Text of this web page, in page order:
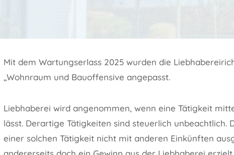
Mit dem Wartungserlass 2025 wurden die
„Wohnraum und Bauoffensive angepasst.
Liebhaberei wird angenommen, wenn eine Tätigkeit
lässt. Derartige Tätigkeiten sind steuerlich unbeachtlich.
einer solchen Tätigkeit nicht mit anderen Einkünften